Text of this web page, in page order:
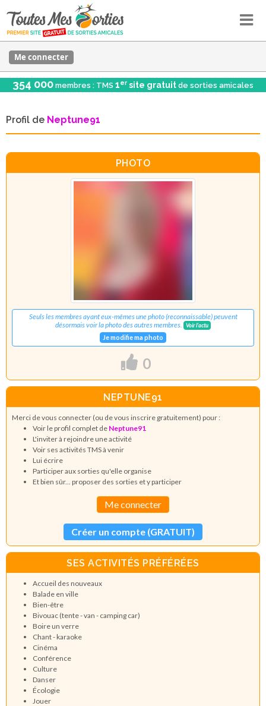
Me connecter
354 000 membres : TMS 1er site gratuit de sorties amicales
Profil de Neptune91
PHOTO
Seuls les membres ayant eux-mêmes une photo (reconnaissable) peuvent
désormais voir la photo des autres membres.
Voir l'actu
Je modifie ma photo
0
NEPTUNE91
Merci de vous connecter (ou de vous inscrire gratuitement) pour :
Voir le profil complet de Neptune91
L'inviter à rejoindre une activité
Voir ses activités TMS à venir
Lui écrire
Participer aux sorties qu'elle organise
Et bien sûr... proposer des sorties et y participer
Me connecter
Créer un compte (GRATUIT)
SES ACTIVITÉS PRÉFÉRÉES
Accueil des nouveaux
Balade en ville
Bien-être
Bivouac (tente - van - camping car)
Boire un verre
Chant - karaoke
Cinéma
Conférence
Culture
Danser
Écologie
Jouer